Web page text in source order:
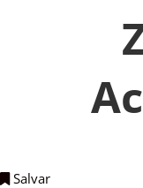
Salvar